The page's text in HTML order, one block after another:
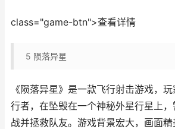
class="game-btn">查看详情
5 陨落异星
《陨落异星》是一款飞行射击游戏，
行者，在坠毁在一个神秘外星行星上
战并拯救队友。游戏背景宏大，画面